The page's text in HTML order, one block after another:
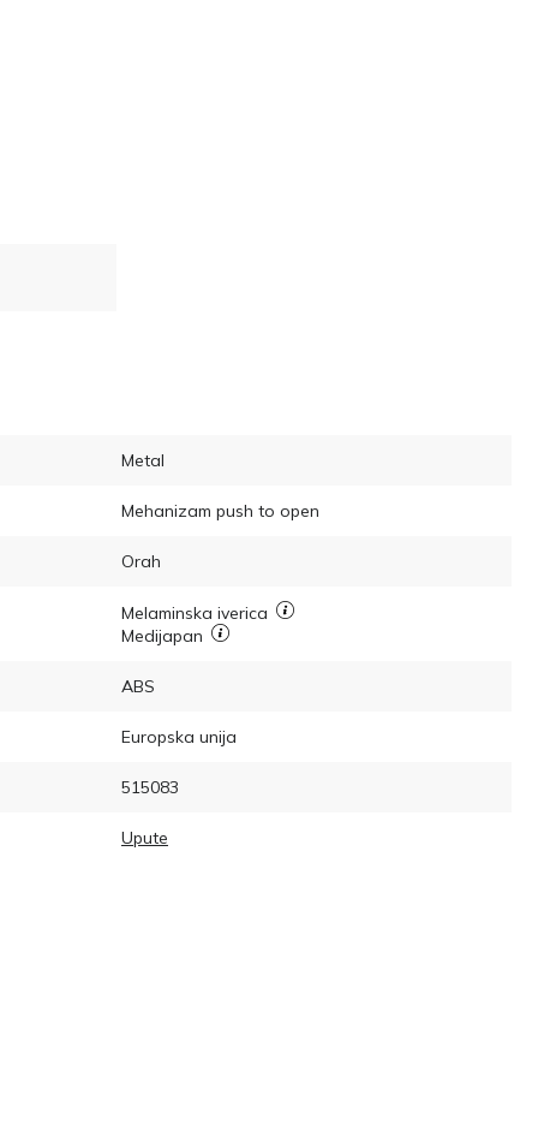
Metal
Mehanizam push to open
Orah
Melaminska iverica
Medijapan
ABS
Europska unija
515083
Upute